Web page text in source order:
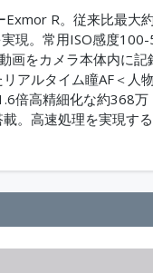
R。従来比最大
現。常用ISO感度
をカメラ本体内に記
アルタイム瞳AF＜人
倍高精細化な約368
。高速処理を実現す